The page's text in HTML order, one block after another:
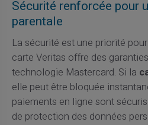
Sécurité renforcée pour
parentale
La sécurité est une priorité
carte Veritas offre des
technologie Mastercard. Si la
elle peut être bloquée
paiements en ligne sont
de protection des données